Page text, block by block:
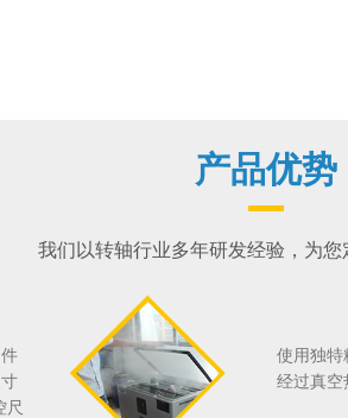
产品优势
我们以转轴行业多年研发经验，为
尺
使用独特
经过真空